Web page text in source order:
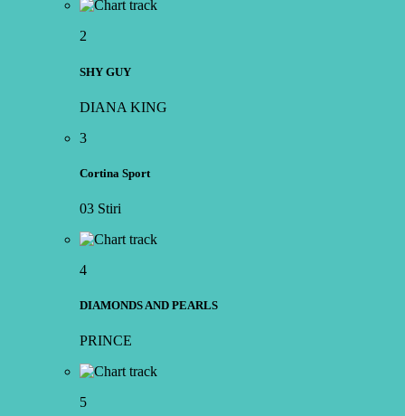
2
SHY GUY
DIANA KING
3
Cortina Sport
03 Stiri
4
DIAMONDS AND PEARLS
PRINCE
5